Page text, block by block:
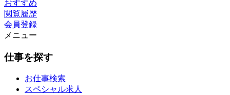
おすすめ
閲覧履歴
会員登録
メニュー
仕事を探す
お仕事検索
スペシャル求人